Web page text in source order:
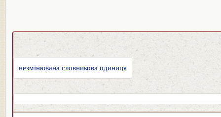
незмінювана словникова одиниця